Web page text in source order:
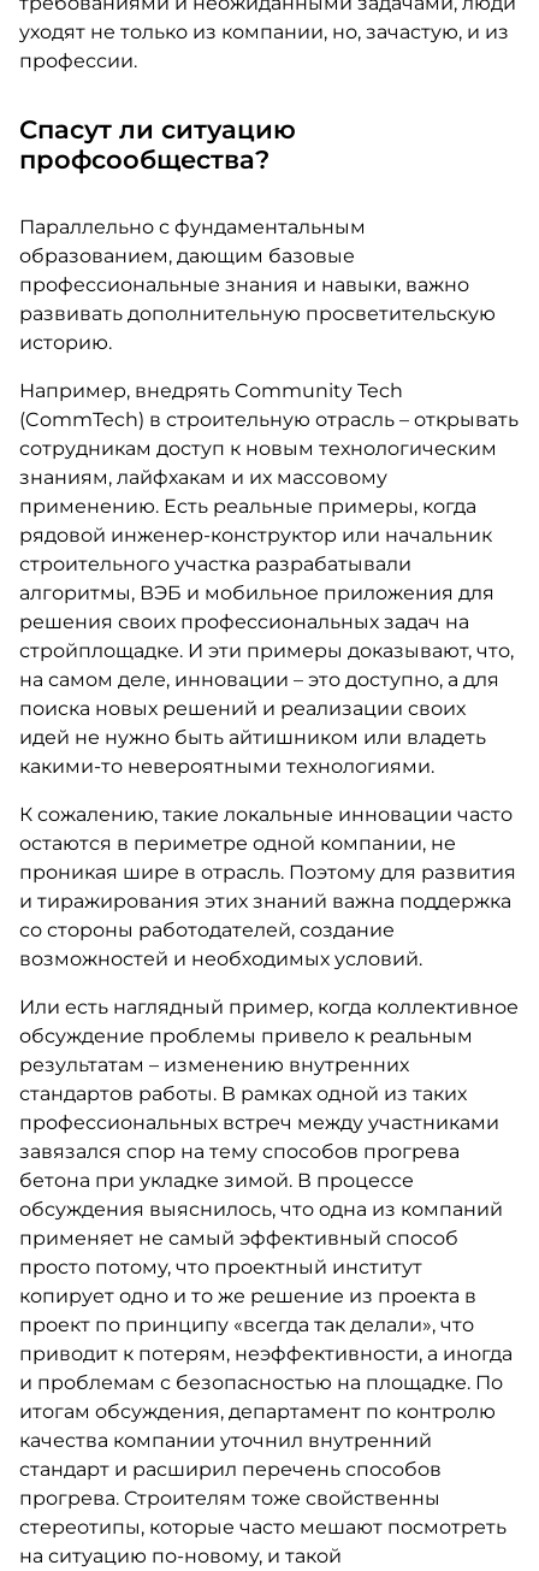
уходят не только из компании, но, зачастую, и из
профессии.
Спасут ли ситуацию
профсообщества?
Параллельно с фундаментальным
образованием, дающим базовые
профессиональные знания и навыки, важно
развивать дополнительную просветительскую
историю.
Например, внедрять Community Tech
(CommTech) в строительную отрасль – открывать
сотрудникам доступ к новым технологическим
знаниям, лайфхакам и их массовому
применению. Есть реальные примеры, когда
рядовой инженер-конструктор или начальник
строительного участка разрабатывали
алгоритмы, ВЭБ и мобильное приложения для
решения своих профессиональных задач на
стройплощадке. И эти примеры доказывают, что,
на самом деле, инновации – это доступно, а для
поиска новых решений и реализации своих
идей не нужно быть айтишником или владеть
какими-то невероятными технологиями.
К сожалению, такие локальные инновации часто
остаются в периметре одной компании, не
проникая шире в отрасль. Поэтому для развития
и тиражирования этих знаний важна поддержка
со стороны работодателей, создание
возможностей и необходимых условий.
Или есть наглядный пример, когда коллективное
обсуждение проблемы привело к реальным
результатам – изменению внутренних
стандартов работы. В рамках одной из таких
профессиональных встреч между участниками
завязался спор на тему способов прогрева
бетона при укладке зимой. В процессе
обсуждения выяснилось, что одна из компаний
применяет не самый эффективный способ
просто потому, что проектный институт
копирует одно и то же решение из проекта в
проект по принципу «всегда так делали», что
приводит к потерям, неэффективности, а иногда
и проблемам с безопасностью на площадке. По
итогам обсуждения, департамент по контролю
качества компании уточнил внутренний
стандарт и расширил перечень способов
прогрева. Строителям тоже свойственны
стереотипы, которые часто мешают посмотреть
на ситуацию по-новому, и такой